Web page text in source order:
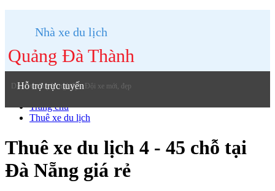
Nhà xe du lịch
Quảng Đà Thành
Dịch vụ chuyên nghiệp - Đội xe mới, đẹp
Hỗ trợ trực tuyến
Trang chủ
Thuê xe du lịch
Thuê xe du lịch 4 - 45 chỗ tại
Đà Nẵng giá rẻ